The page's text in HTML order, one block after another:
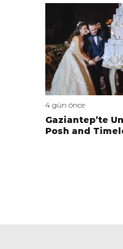
4 gün önce
Gaziantep’te
Posh and